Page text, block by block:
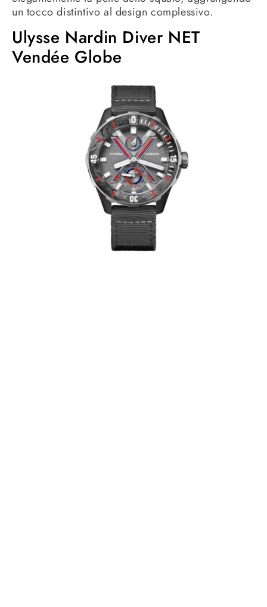
un tocco distintivo al design complessivo.
Ulysse Nardin Diver NET
Vendée Globe